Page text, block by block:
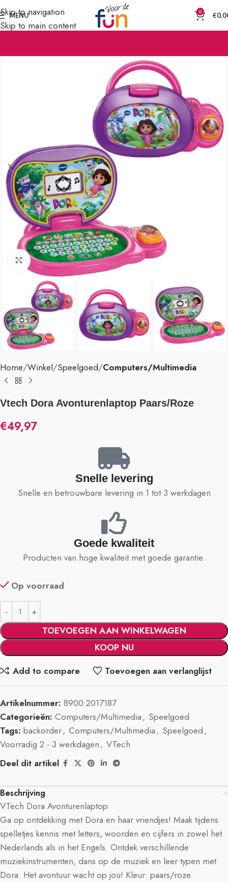
Skip to navigation
Skip to main content
MENU 0 €
Klik om te vergroten
Home Winkel Speelgoed Computers/Multimedia
Vtech Dora Avonturenlaptop Paars/Roze
€49,97
Snelle levering
Snelle en betrouwbare levering in 1 tot 3 werkdagen
Goede kwaliteit
Producten van hoge kwaliteit met goede garantie.
Op voorraad
TOEVOEGEN AAN WINKELWAGEN
KOOP NU
Add to compare
Toevoegen aan verlanglijst
Artikelnummer: 8900.2017187
Categorieën: Computers/Multimedia, Speelgoed
Tags: backorder, Computers/Multimedia, Speelgoed,
Voorradig 2 - 3 werkdagen, VTech
Deel dit artikel
Beschrijving
VTech Dora Avonturenlaptop
Ga op ontdekking met Dora en haar vriendjes! Maak tijdens
spelletjes kennis met letters, woorden en cijfers in zowel het
Nederlands als in het Engels. Ontdek verschillende
muziekinstrumenten, dans op de muziek en leer typen met
Dora. Het avontuur wacht op jou! Kleur: paars/roze.